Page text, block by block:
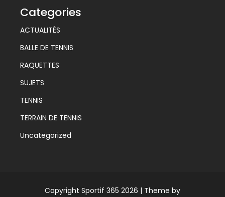
Categories
ACTUALITÉS
BALLE DE TENNIS
RAQUETTES
SUJETS
TENNIS
TERRAIN DE TENNIS
Uncategorized
Copyright Sportif 365 2026 | Theme by